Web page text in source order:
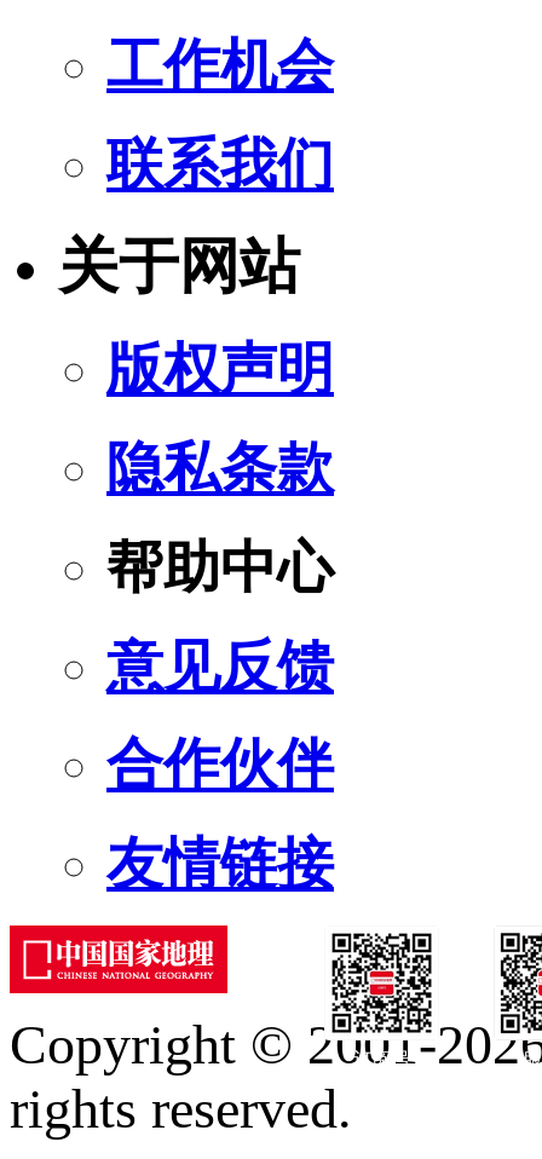
工作机会
联系我们
关于网站
版权声明
隐私条款
帮助中心
意见反馈
合作伙伴
友情链接
订阅号
Copyright © 2001-
rights reserved.